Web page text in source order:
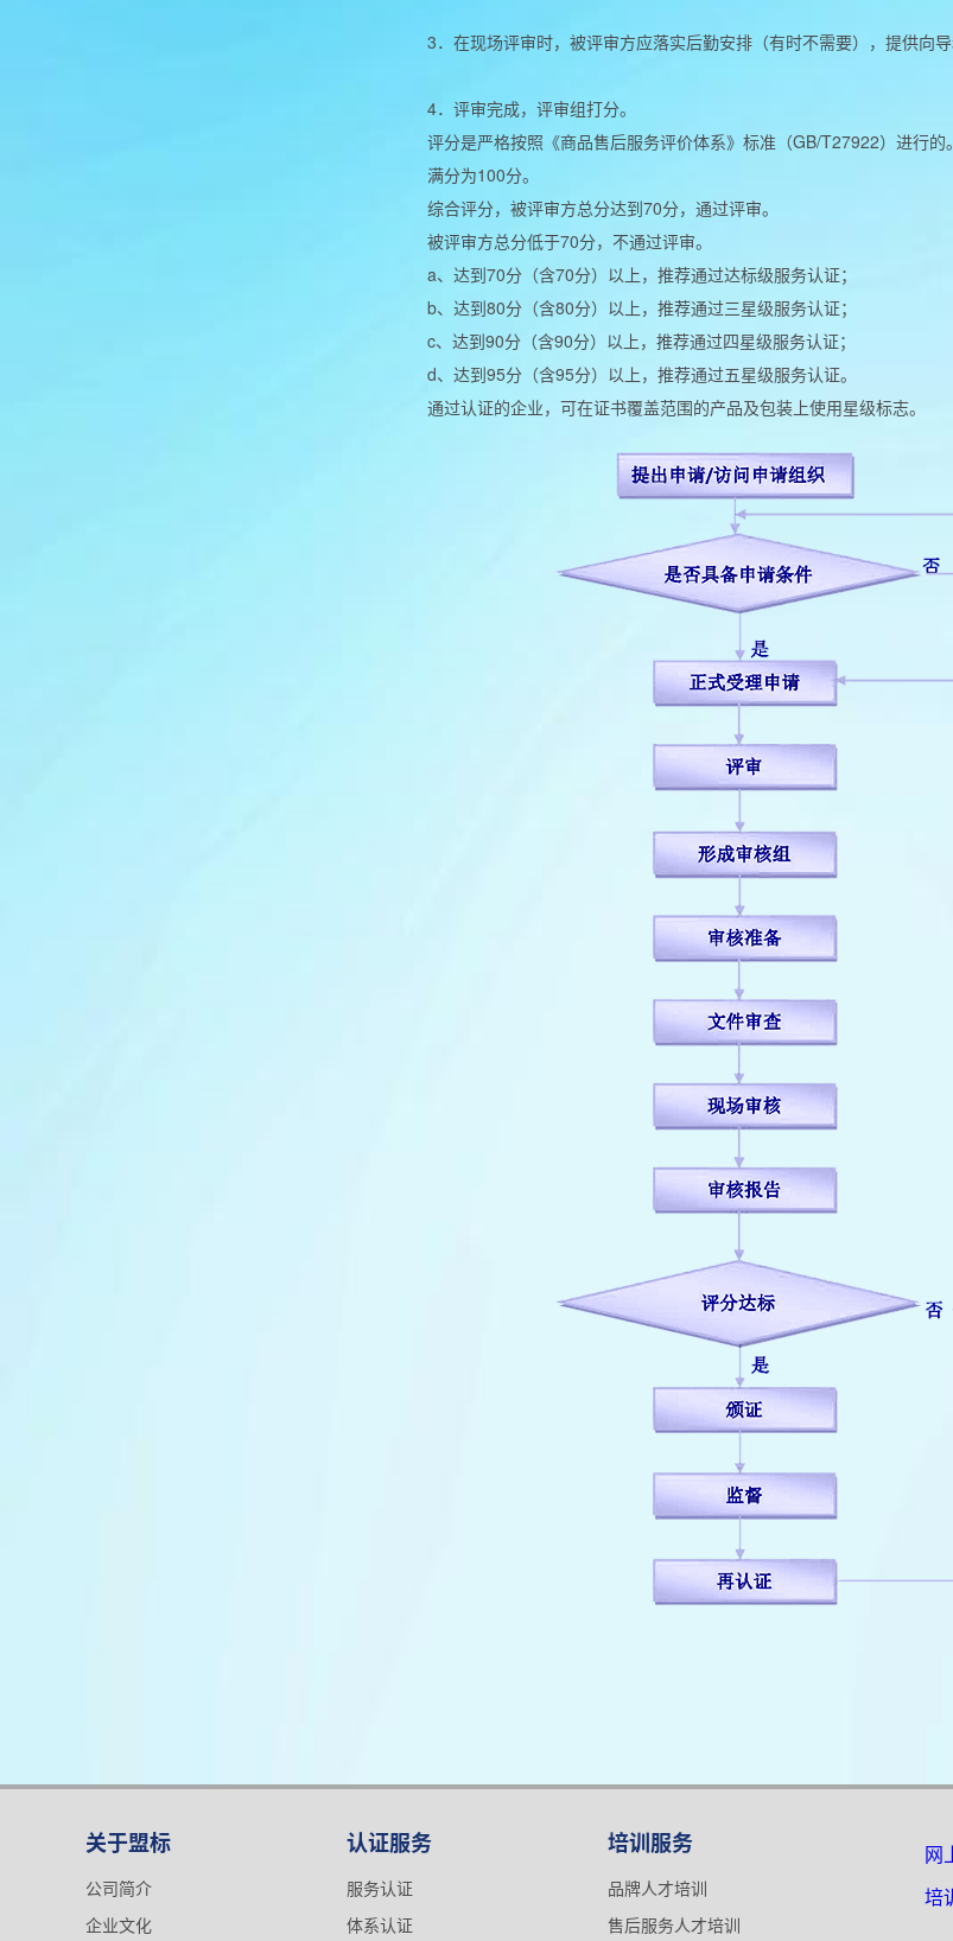
3．在现场评审时，被评审方应落实后勤安排（有时不需要），提供向
4．评审完成，评审组打分。
评分是严格按照《商品售后服务评价体系》标准（GB/T27922）进行
满分为100分。
综合评分，被评审方总分达到70分，通过评审。
被评审方总分低于70分，不通过评审。
a、达到70分（含70分）以上，推荐通过达标级服务认证；
b、达到80分（含80分）以上，推荐通过三星级服务认证；
c、达到90分（含90分）以上，推荐通过四星级服务认证；
d、达到95分（含95分）以上，推荐通过五星级服务认证。
通过认证的企业，可在证书覆盖范围的产品及包装上使用星级标志。
关于盟标
公司简介
企业文化
认证服务
服务认证
体系认证
培训服务
品牌人才培训
售后服务人才培训
网
培